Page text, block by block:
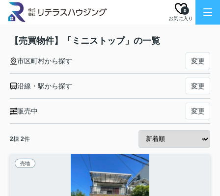
お気に入り
0
【売買物件】「ミニストップ」の一覧
市区町村から探す 変更
沿線・駅から探す 変更
販売中 変更
2棟 2件
売地